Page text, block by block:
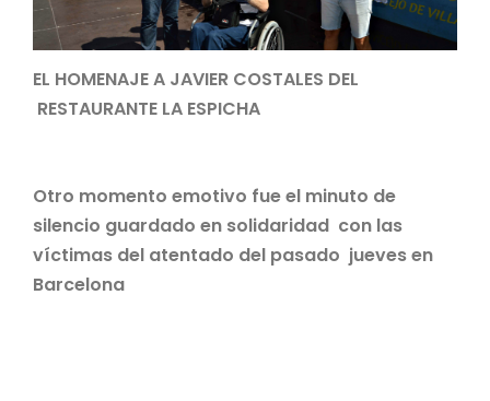
EL HOMENAJE A JAVIER COSTALES DEL
RESTAURANTE LA ESPICHA
Otro momento emotivo fue el minuto de
silencio guardado en solidaridad con las
víctimas del atentado del pasado jueves en
Barcelona